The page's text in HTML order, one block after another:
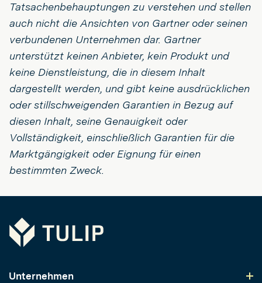
Tatsachenbehauptungen zu verstehen und stellen
auch nicht die Ansichten von Gartner oder seinen
verbundenen Unternehmen dar. Gartner
unterstützt keinen Anbieter, kein Produkt und
keine Dienstleistung, die in diesem Inhalt
dargestellt werden, und gibt keine ausdrücklichen
oder stillschweigenden Garantien in Bezug auf
diesen Inhalt, seine Genauigkeit oder
Vollständigkeit, einschließlich Garantien für die
Marktgängigkeit oder Eignung für einen
bestimmten Zweck.
Tulip
Unternehmen